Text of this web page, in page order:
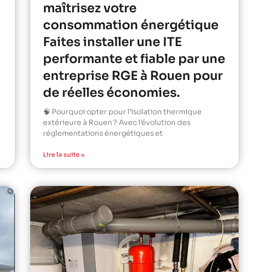
maîtrisez votre
consommation énergétique
Faites installer une ITE
performante et fiable par une
entreprise RGE à Rouen pour
de réelles économies.
🧠 Pourquoi opter pour l’isolation thermique
extérieure à Rouen ? Avec l’évolution des
réglementations énergétiques et
Lire la suite »